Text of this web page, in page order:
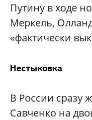
Путину в ходе
Меркель,
«фактически
Нестыковка
В России сразу
Савченко на